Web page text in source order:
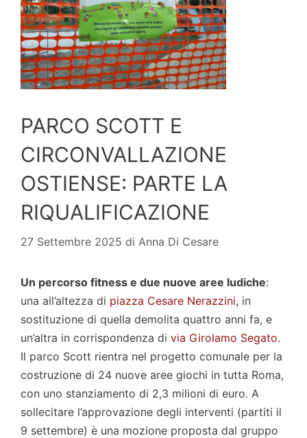
PARCO SCOTT E
CIRCONVALLAZIONE
OSTIENSE: PARTE LA
RIQUALIFICAZIONE
27 Settembre 2025 di Anna Di Cesare
Un percorso fitness e due nuove aree ludiche:
una all’altezza di piazza Cesare Nerazzini, in
sostituzione di quella demolita quattro anni fa, e
un’altra in corrispondenza di via Girolamo Segato.
Il parco Scott rientra nel progetto comunale per la
costruzione di 24 nuove aree giochi in tutta Roma,
con uno stanziamento di 2,3 milioni di euro. A
sollecitare l’approvazione degli interventi (partiti il
9 settembre) è una mozione proposta dal gruppo